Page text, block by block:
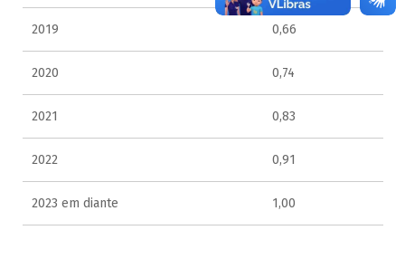
2019 0,66
2020 0,74
2021 0,83
2022 0,91
2023 em diante 1,00